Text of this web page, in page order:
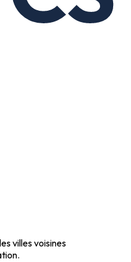
villes voisines